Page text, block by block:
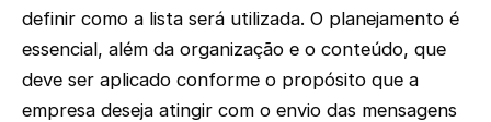
definir como a lista será utilizada. O planejamento é
essencial, além da organização e o conteúdo, que
deve ser aplicado conforme o propósito que a
empresa deseja atingir com o envio das mensagens